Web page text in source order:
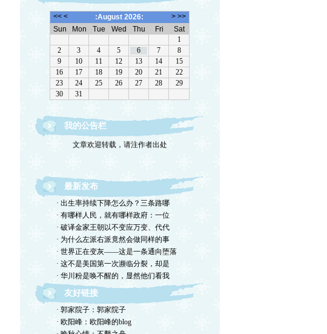
我的公告栏
文章欢迎转载，请注作者出处
最新发布
· 出生率持续下降怎么办？三条路哪
· 有哪样人民，就有哪样政府：一位
· 破译金家王朝以不变应万变、代代
· 为什么左派右派竟然会做同样的事
· 世界正在变灰——这是一条通向堕落
· 这不是美国第一次濒临分裂，却是
· 华川粉是唤不醒的，显然他们看我
友好链接
· 郭家院子：郭家院子
· 欧阳峰：欧阳峰的blog